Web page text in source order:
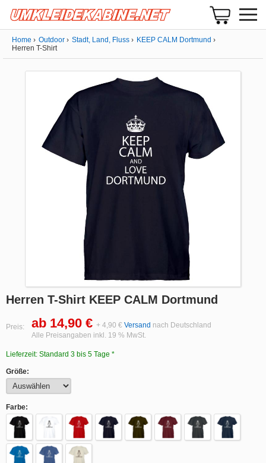
Home Outdoor Stadt, Land, Fluss
KEEP CALM Dortmund
Herren T-Shirt
Herren T-Shirt KEEP CALM Dortmund
Preis: ab 14,90 € + 4,90 € Versand nach Deutschland
Alle Preisangaben inkl. 19 % MwSt.
Lieferzeit: Standard 3 bis 5 Tage *
Größe:
Farbe: